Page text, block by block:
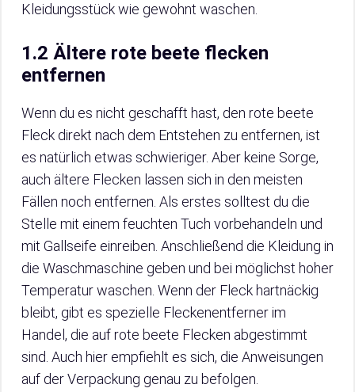
Kleidungsstück wie gewohnt waschen.
1.2 Ältere rote beete flecken
entfernen
Wenn du es nicht geschafft hast, den rote beete
Fleck direkt nach dem Entstehen zu entfernen, ist
es natürlich etwas schwieriger. Aber keine Sorge,
auch ältere Flecken lassen sich in den meisten
Fällen noch entfernen. Als erstes solltest du die
Stelle mit einem feuchten Tuch vorbehandeln und
mit Gallseife einreiben. Anschließend die Kleidung in
die Waschmaschine geben und bei möglichst hoher
Temperatur waschen. Wenn der Fleck hartnäckig
bleibt, gibt es spezielle Fleckenentferner im
Handel, die auf rote beete Flecken abgestimmt
sind. Auch hier empfiehlt es sich, die Anweisungen
auf der Verpackung genau zu befolgen.